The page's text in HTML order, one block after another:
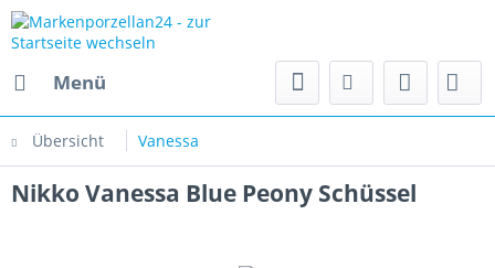
Menü
Übersicht Vanessa
Nikko Vanessa Blue Peony Schüssel